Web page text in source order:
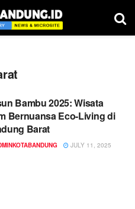
Bambu 2025: Wisata
Bernuansa Eco-Living di
Barat
JULY 11, 2025